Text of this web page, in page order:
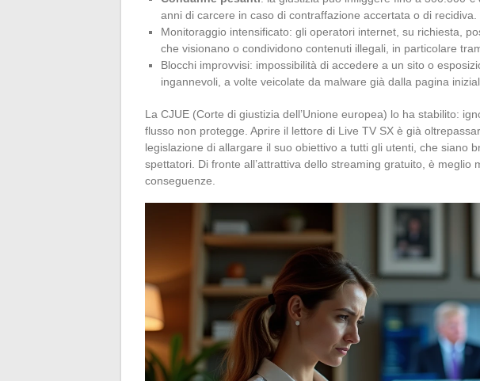
anni di carcere in caso di contraffazione accertata o di recidiva.
Monitoraggio intensificato: gli operatori internet, su richiesta,
che visionano o condividono contenuti illegali, in particolare
Blocchi improvvisi: impossibilità di accedere a un sito o
ingannevoli, a volte veicolate da malware già dalla pagina
La CJUE (Corte di giustizia dell’Unione europea) lo ha stabilito:
flusso non protegge. Aprire il lettore di Live TV SX è già
legislazione di allargare il suo obiettivo a tutti gli utenti, che siano
spettatori. Di fronte all’attrattiva dello streaming gratuito, è meglio
conseguenze.